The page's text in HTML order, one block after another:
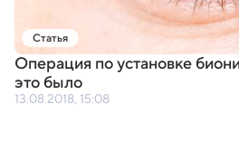
Статья
Операция по установке
это было
13.08.2018, 15:08